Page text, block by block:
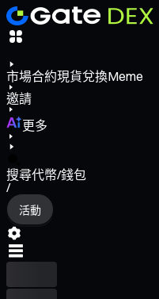
市場合約現貨兌換Meme
邀請
更多
搜尋代幣/錢包
/
活動